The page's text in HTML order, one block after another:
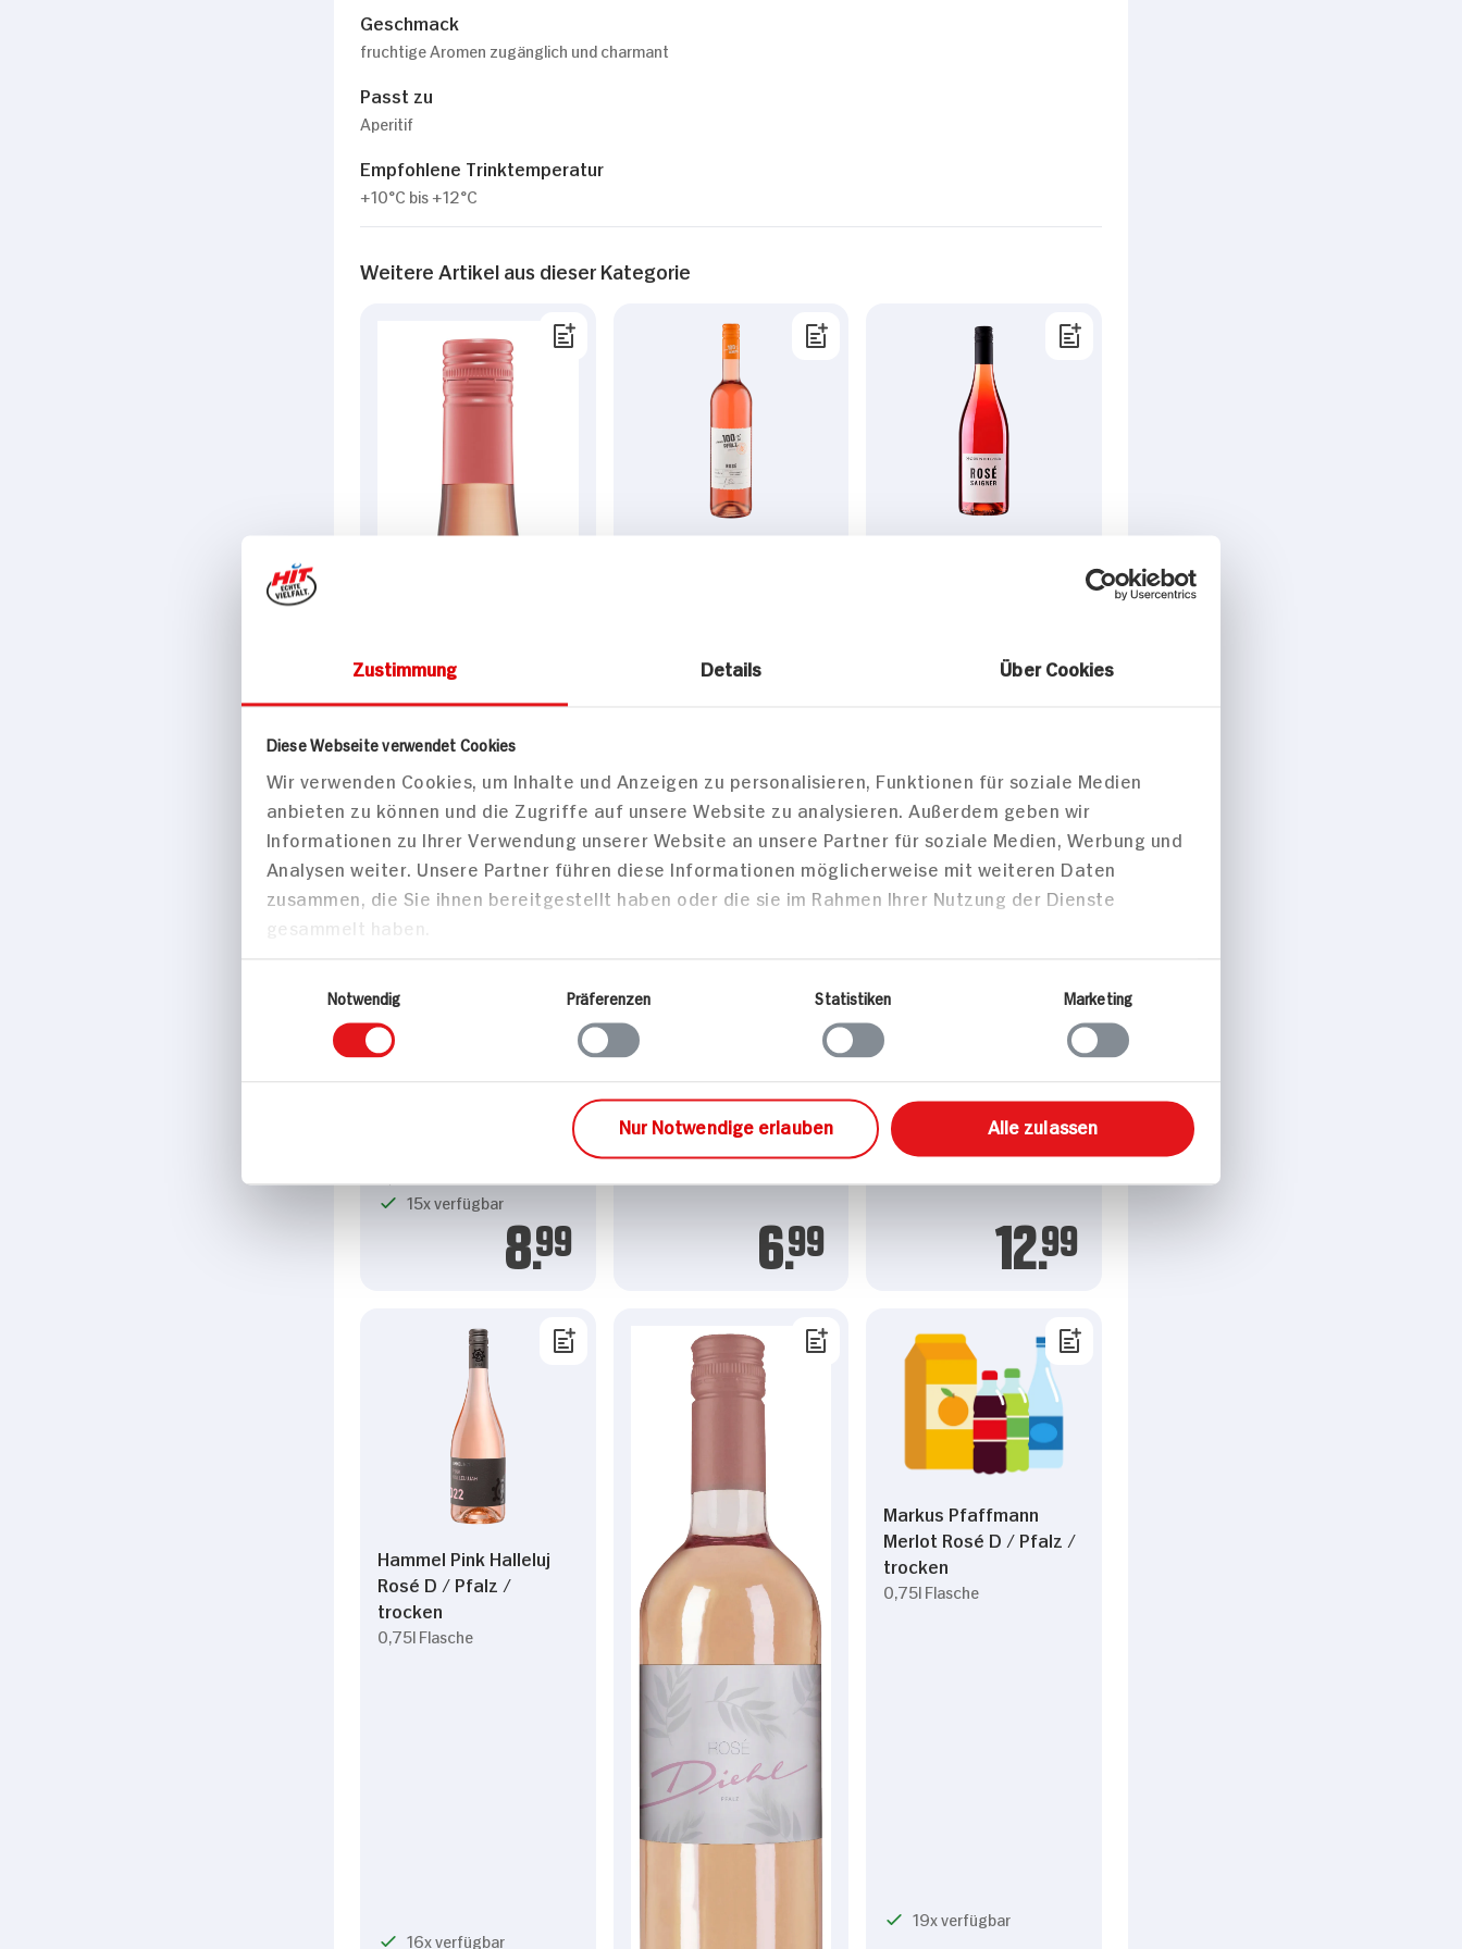
Zustimmung Details Über Cookies
Diese Webseite verwendet Cookies
Wir verwenden Cookies, um Inhalte und Anzeigen zu personalisieren, Funktionen für soziale Medien
anbieten zu können und die Zugriffe auf unsere Website zu analysieren. Außerdem geben wir
Informationen zu Ihrer Verwendung unserer Website an unsere Partner für soziale Medien, Werbung und
Analysen weiter. Unsere Partner führen diese Informationen möglicherweise mit weiteren Daten
zusammen, die Sie ihnen bereitgestellt haben oder die sie im Rahmen Ihrer Nutzung der Dienste
gesammelt haben.
Notwendig
Präferenzen Statistiken Marketing
Nur Notwendige erlauben Alle zulassen
Geschmack
fruchtige Aromen zugänglich und charmant
Passt zu
Aperitif
Empfohlene Trinktemperatur
+10°C bis +12°C
Weitere Artikel aus dieser Kategorie
15x verfügbar
8.99 6.99 12.99
Hammel Pink Halleluj
Rosé D / Pfalz /
trocken
0,75l Flasche
16x verfügbar
Markus Pfaffmann
Merlot Rosé D / Pfalz /
trocken
0,75l Flasche
19x verfügbar